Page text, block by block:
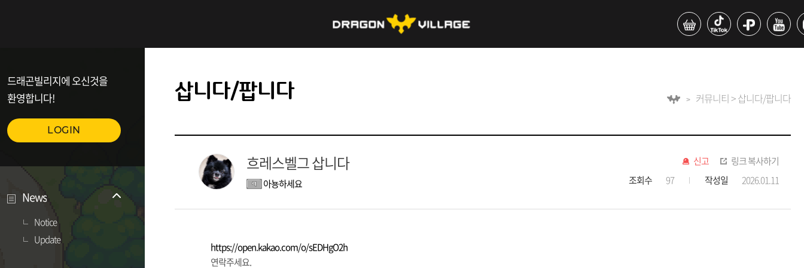
드래곤빌리지에 오신것을
환영합니다!
LOGIN
News
Notice
Update
삽니다/팝니다 커뮤니티 > 삽니다/팝니다
흐레스벨그 삽니다
아뇽하세요
신고
링크 복사하기
조회수
97 작성일 2026.01.11
https://open.kakao.com/o/sEDHgO2h
연락주세요.